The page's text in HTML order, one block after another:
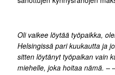
Oli vaikee löytää työpaikka,
Helsingissä pari kuukautta ja
sitten löytänyt työpaikan vain
miehelle, joka hoitaa nämä. –